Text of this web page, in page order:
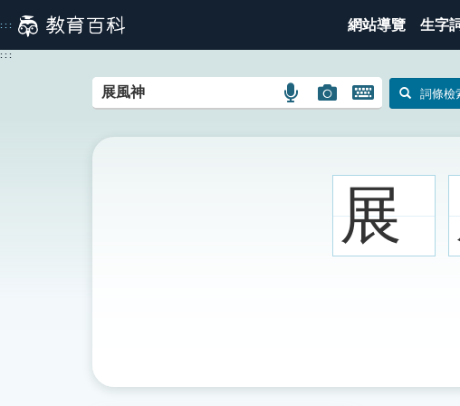
到
主
::: 網站導覽 生字
:::
語
搜
圖
搜
圖
開
鍵
圖
示
詞條檢
展